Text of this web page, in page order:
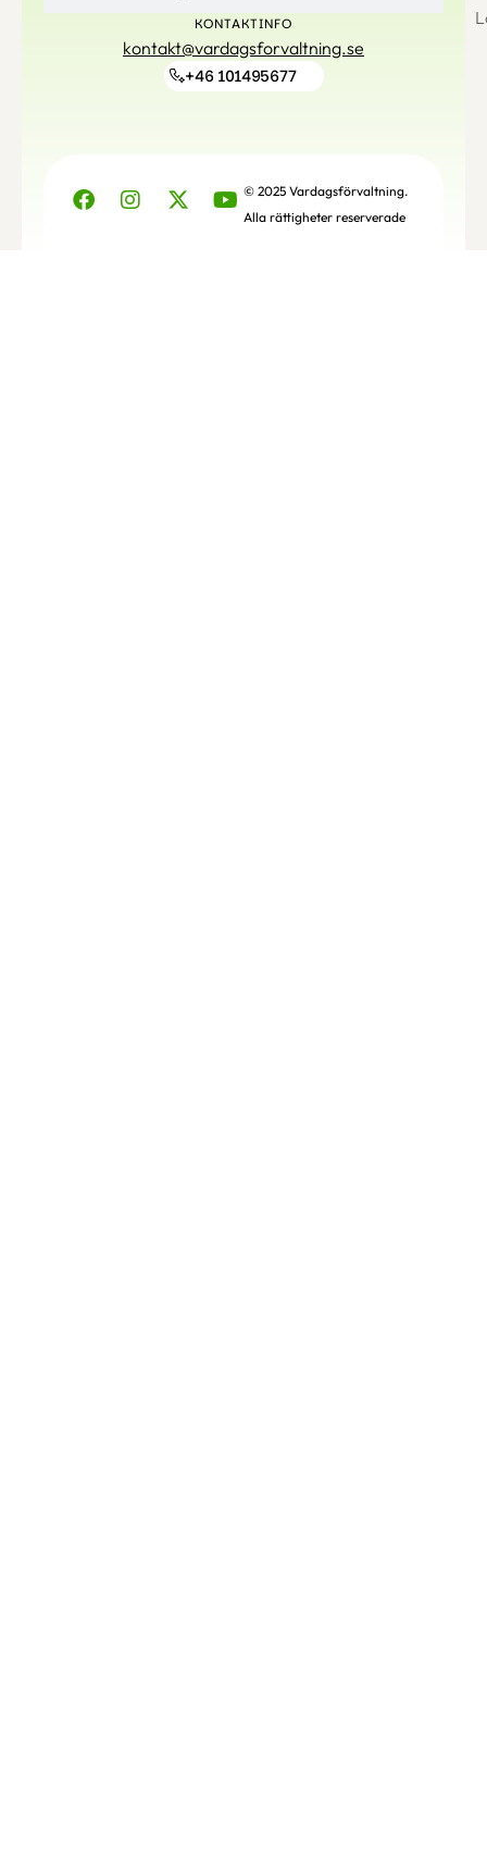
KONTAKTINFO
kontakt@vardagsforvaltning.se
+46 101495677
© 2025 Vardagsförvaltning.
Alla rättigheter reserverade